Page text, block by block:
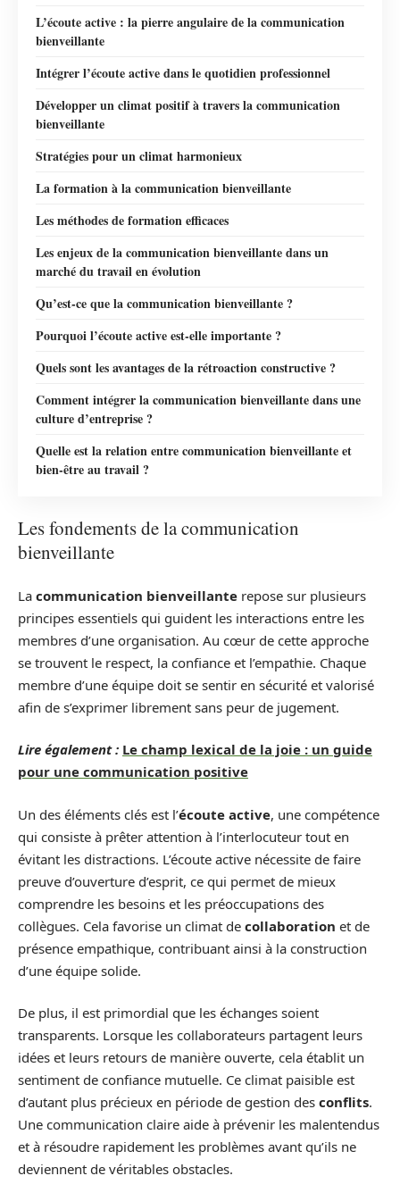
L’écoute active : la pierre angulaire de la communication
bienveillante
Intégrer l’écoute active dans le quotidien professionnel
Développer un climat positif à travers la communication
bienveillante
Stratégies pour un climat harmonieux
La formation à la communication bienveillante
Les méthodes de formation efficaces
Les enjeux de la communication bienveillante dans un
marché du travail en évolution
Qu’est-ce que la communication bienveillante ?
Pourquoi l’écoute active est-elle importante ?
Quels sont les avantages de la rétroaction constructive ?
Comment intégrer la communication bienveillante dans une
culture d’entreprise ?
Quelle est la relation entre communication bienveillante et
bien-être au travail ?
Les fondements de la communication
bienveillante
La communication bienveillante repose sur plusieurs
principes essentiels qui guident les interactions entre les
membres d’une organisation. Au cœur de cette approche
se trouvent le respect, la confiance et l’empathie. Chaque
membre d’une équipe doit se sentir en sécurité et valorisé
afin de s’exprimer librement sans peur de jugement.
Lire également : Le champ lexical de la joie : un guide
pour une communication positive
Un des éléments clés est l’écoute active, une compétence
qui consiste à prêter attention à l’interlocuteur tout en
évitant les distractions. L’écoute active nécessite de faire
preuve d’ouverture d’esprit, ce qui permet de mieux
comprendre les besoins et les préoccupations des
collègues. Cela favorise un climat de collaboration et de
présence empathique, contribuant ainsi à la construction
d’une équipe solide.
De plus, il est primordial que les échanges soient
transparents. Lorsque les collaborateurs partagent leurs
idées et leurs retours de manière ouverte, cela établit un
sentiment de confiance mutuelle. Ce climat paisible est
d’autant plus précieux en période de gestion des conflits.
Une communication claire aide à prévenir les malentendus
et à résoudre rapidement les problèmes avant qu’ils ne
deviennent de véritables obstacles.